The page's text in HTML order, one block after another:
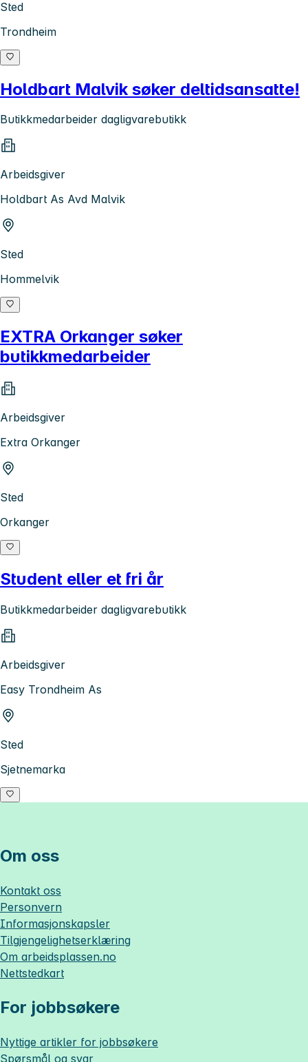
Sted
Trondheim
Holdbart Malvik søker deltidsansatte!
Butikkmedarbeider dagligvarebutikk
Arbeidsgiver
Holdbart As Avd Malvik
Sted
Hommelvik
EXTRA Orkanger søker
butikkmedarbeider
Arbeidsgiver
Extra Orkanger
Sted
Orkanger
Student eller et fri år
Butikkmedarbeider dagligvarebutikk
Arbeidsgiver
Easy Trondheim As
Sted
Sjetnemarka
Om oss
Kontakt oss
Personvern
Informasjonskapsler
Tilgjengelighetserklæring
Om arbeidsplassen.no
Nettstedkart
For jobbsøkere
Nyttige artikler for jobbsøkere
Spørsmål og svar